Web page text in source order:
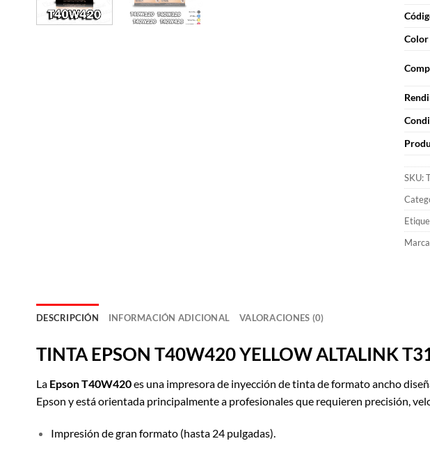
Códi
Color
SKU:
DESCRIPCIÓN INFORMACIÓN ADICIONAL VALORACIONES (0)
TINTA EPSON T40W420 YELLOW ALTALINK
La Epson T40W420es una impresora de inyección de tinta de formato ancho
Epson y está orientada principalmente a profesionales que requieren precisión,
Impresión de gran formato (hasta 24 pulgadas).